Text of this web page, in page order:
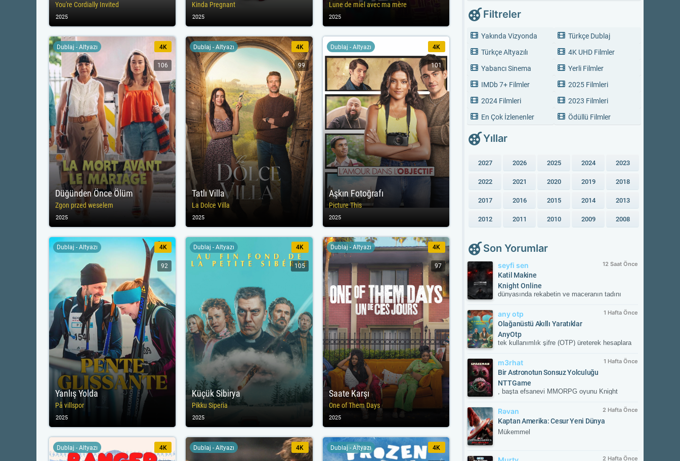
You're Cordially Invited
2025
Kinda Pregnant
2025
Lune de miel avec ma mère
2025
Düğünden Önce Ölüm
Zgon przed weselem
Dublaj - Altyazı 4K
106
2025
Tatlı Villa
La Dolce Villa
Dublaj - Altyazı 4K
99
2025
Aşkın Fotoğrafı
Picture This
Dublaj - Altyazı 4K
101
2025
Yanlış Yolda
På villspor
Dublaj - Altyazı 4K
92
2025
Küçük Sibirya
Pikku Siperia
Dublaj - Altyazı 4K
105
2025
Saate Karşı
One of Them Days
Dublaj - Altyazı 4K
97
2025
Dublaj - Altyazı 4K Dublaj - Altyazı 4K Dublaj - Altyazı 4K
Filtreler
Yakında Vizyonda
Türkçe Dublaj
Türkçe Altyazılı
4K UHD Filmler
Yabancı Sinema
Yerli Filmler
IMDb 7+ Filmler
2025 Filmleri
2024 Filmleri
2023 Filmleri
En Çok İzlenenler
Ödüllü Filmler
Yıllar
2027 2026 2025 2024 2023
2022 2021 2020 2019 2018
2017 2016 2015 2014 2013
2012 2011 2010 2009 2008
Son Yorumlar
seyfi sen 12 Saat Önce
Katil Makine
Knight Online
dünyasında rekabetin ve maceranın tadını
kesintisiz oyun deneyimiyle savaşın
merkezinde yerini al. Güncel gelişmeleri takip
etmek ve resmi içeriklere ulaşmak için
NTTGame platformunu ziyaret edebilir,
karakterini zirveye taşıyacak fırsatları
any otp 1 Hafta Önce
Olağanüstü Akıllı Yaratıklar
AnyOtp
tek kullanımlık şifre (OTP) üreterek hesaplara
(2FA) uygulamasıdır. Hesabınızla
eşleştirildikten sonra her girişte uygulamanın
oluşturduğu süreli doğrulama kodunu ister;
böylece yetkisiz erişime karşı hesabınızı korur.
m3rhat 1 Hafta Önce
Bir Astronotun Sonsuz Yolculuğu
NTTGame
, başta efsanevi MMORPG oyunu Knight
ücretsiz (Free-to-Play) çevrimiçi oyunların
yayıncılığını üstlenen lider bir dijital oyun
portalıdır. 2011 yılından bu yana Türkiye ve
global pazarda kesintisiz hizmet veren şirket;
güvenlik çözümleri, 7/24 canlı destek hizmeti
Rəvan 2 Hafta Önce
Kaptan Amerika: Cesur Yeni Dünya
Mükemmel
2 Hafta Önce